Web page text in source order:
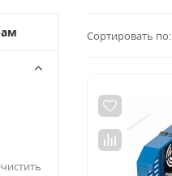
Сортировать по: